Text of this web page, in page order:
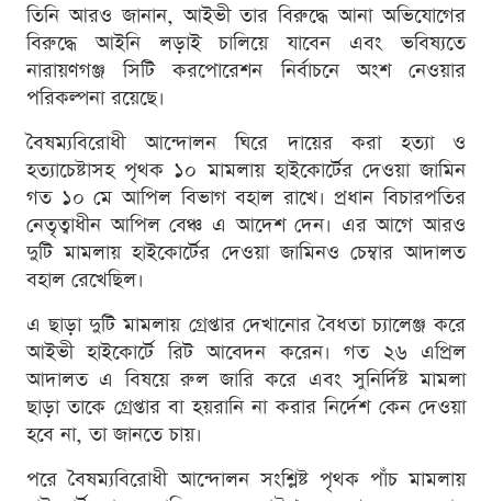
তিনি আরও জানান, আইভী তার বিরুদ্ধে আনা অভিযোগের
বিরুদ্ধে আইনি লড়াই চালিয়ে যাবেন এবং ভবিষ্যতে
নারায়ণগঞ্জ সিটি করপোরেশন নির্বাচনে অংশ নেওয়ার
পরিকল্পনা রয়েছে।
বৈষম্যবিরোধী আন্দোলন ঘিরে দায়ের করা হত্যা ও
হত্যাচেষ্টাসহ পৃথক ১০ মামলায় হাইকোর্টের দেওয়া জামিন
গত ১০ মে আপিল বিভাগ বহাল রাখে। প্রধান বিচারপতির
নেতৃত্বাধীন আপিল বেঞ্চ এ আদেশ দেন। এর আগে আরও
দুটি মামলায় হাইকোর্টের দেওয়া জামিনও চেম্বার আদালত
বহাল রেখেছিল।
এ ছাড়া দুটি মামলায় গ্রেপ্তার দেখানোর বৈধতা চ্যালেঞ্জ করে
আইভী হাইকোর্টে রিট আবেদন করেন। গত ২৬ এপ্রিল
আদালত এ বিষয়ে রুল জারি করে এবং সুনির্দিষ্ট মামলা
ছাড়া তাকে গ্রেপ্তার বা হয়রানি না করার নির্দেশ কেন দেওয়া
হবে না, তা জানতে চায়।
পরে বৈষম্যবিরোধী আন্দোলন সংশ্লিষ্ট পৃথক পাঁচ মামলায়